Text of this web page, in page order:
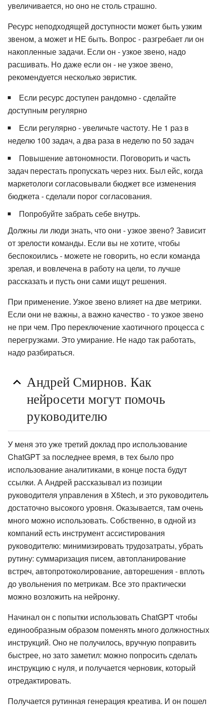
увеличивается, но оно не столь страшно.
Ресурс неподходящей доступности может быть узким
звеном, а может и НЕ быть. Вопрос - разгребает ли он
накопленные задачи. Если он - узкое звено, надо
расшивать. Но даже если он - не узкое звено,
рекомендуется несколько эвристик.
Если ресурс доступен рандомно - сделайте
доступным регулярно
Если регулярно - увеличьте частоту. Не 1 раз в
неделю 100 задач, а два раза в неделю по 50 задач
Повышение автономности. Поговорить и часть
задач перестать пропускать через них. Был ейс, когда
маркетологи согласовывали бюджет все изменения
бюджета - сделали порог согласования.
Попробуйте забрать себе внутрь.
Должны ли люди знать, что они - узкое звено? Зависит
от зрелости команды. Если вы не хотите, чтобы
беспокоились - можете не говорить, но если команда
зрелая, и вовлечена в работу на цели, то лучше
рассказать и пусть они сами ищут решения.
При применение. Узкое звено влияет на две метрики.
Если они не важны, а важно качество - то узкое звено
не при чем. Про переключение хаотичного процесса с
перегрузками. Это умирание. Не надо так работать,
надо разбираться.
Андрей Смирнов. Как
нейросети могут помочь
руководителю
У меня это уже третий доклад про использование
ChatGPT за последнее время, в тех было про
использование аналитиками, в конце поста будут
ссылки. А Андрей рассказывал из позиции
руководителя управления в X5tech, и это руководитель
достаточно высокого уровня. Оказывается, там очень
много можно использовать. Собственно, в одной из
компаний есть инструмент ассистирования
руководителю: минимизировать трудозатраты, убрать
рутину: суммаризация писем, автопланирование
встреч, автопротоколирование, авторешения - вплоть
до увольнения по метрикам. Все это практически
можно возложить на нейронку.
Начинал он с попытки использовать ChatGPT чтобы
единообразным образом поменять много должностных
инструкций. Оно не получилось, вручную поправить
быстрее, но зато заметил: можно попросить сделать
инструкцию с нуля, и получается черновик, который
отредактировать.
Получается рутинная генерация креатива. И он пошел